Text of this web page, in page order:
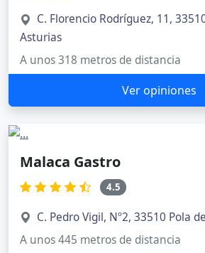
C. Florencio Rodríguez, 11,
Asturias
A unos 318 metros de distancia
Ver opiniones
Malaca Gastro
4.5
C. Pedro Vigil, Nº2, 33510 Pola
A unos 445 metros de distancia